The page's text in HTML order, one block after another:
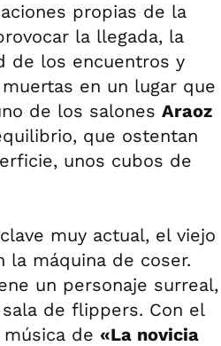
propias de la
la llegada, la
de los encuentros y
en un lugar que
de los salones Araoz
que ostentan
unos cubos de
muy actual, el viejo
la máquina de coser.
un personaje surreal,
de flippers. Con el
de «La novicia